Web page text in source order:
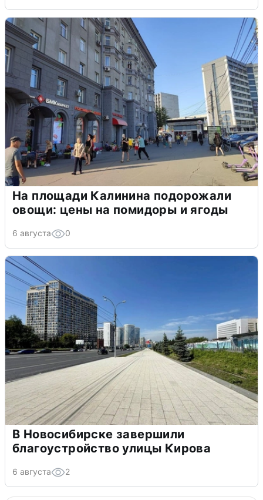
На площади Калинина подорожали
овощи: цены на помидоры и ягоды
6 августа 0
В Новосибирске завершили
благоустройство улицы Кирова
6 августа 2